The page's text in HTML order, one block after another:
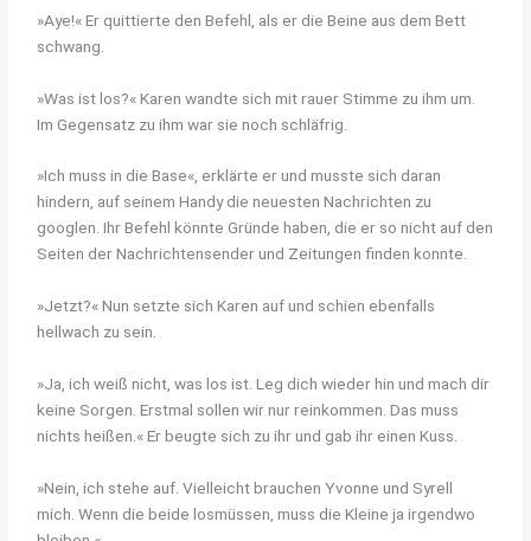
»Aye!« Er quittierte den Befehl, als er die Beine aus dem Bett
schwang.
»Was ist los?« Karen wandte sich mit rauer Stimme zu ihm um.
Im Gegensatz zu ihm war sie noch schläfrig.
»Ich muss in die Base«, erklärte er und musste sich daran
hindern, auf seinem Handy die neuesten Nachrichten zu
googlen. Ihr Befehl könnte Gründe haben, die er so nicht auf den
Seiten der Nachrichtensender und Zeitungen finden konnte.
»Jetzt?« Nun setzte sich Karen auf und schien ebenfalls
hellwach zu sein.
»Ja, ich weiß nicht, was los ist. Leg dich wieder hin und mach dir
keine Sorgen. Erstmal sollen wir nur reinkommen. Das muss
nichts heißen.« Er beugte sich zu ihr und gab ihr einen Kuss.
»Nein, ich stehe auf. Vielleicht brauchen Yvonne und Syrell
mich. Wenn die beide losmüssen, muss die Kleine ja irgendwo